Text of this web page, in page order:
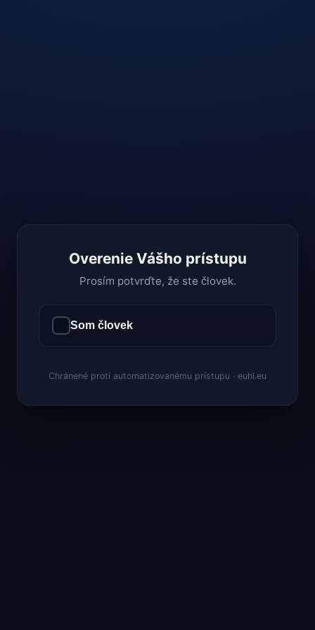
Overenie Vášho prístupu
Prosím potvrďte, že ste človek.
Som človek
Chránené proti automatizovanému prístupu · euhl.eu